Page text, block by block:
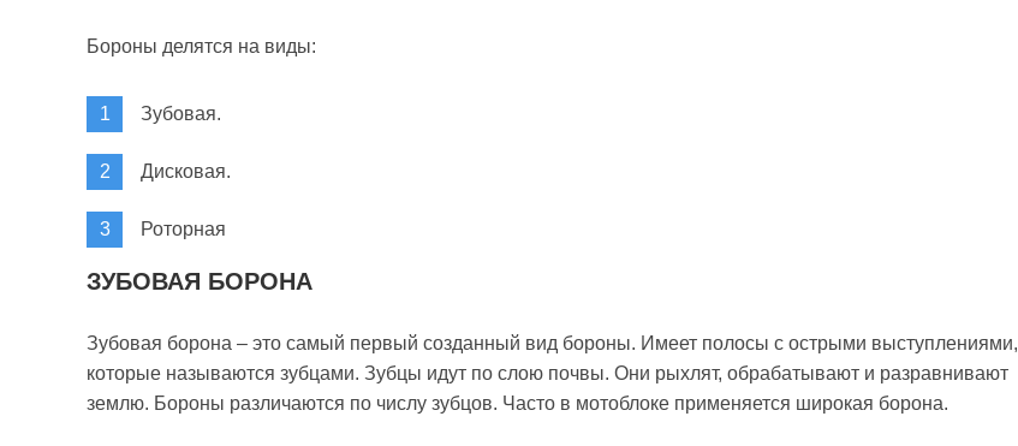
Бороны делятся на виды:
Зубовая.
Дисковая.
Роторная
ЗУБОВАЯ БОРОНА
Зубовая борона – это самый первый созданный вид бороны. Имеет полосы с острыми выступлениями,
которые называются зубцами. Зубцы идут по слою почвы. Они рыхлят, обрабатывают и разравнивают
землю. Бороны различаются по числу зубцов. Часто в мотоблоке применяется широкая борона.